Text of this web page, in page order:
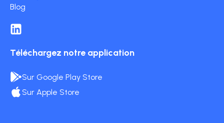
Blog
Téléchargez notre application
Sur Google Play Store
Sur Apple Store